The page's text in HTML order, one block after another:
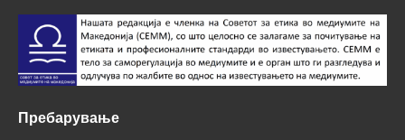
Пребарување